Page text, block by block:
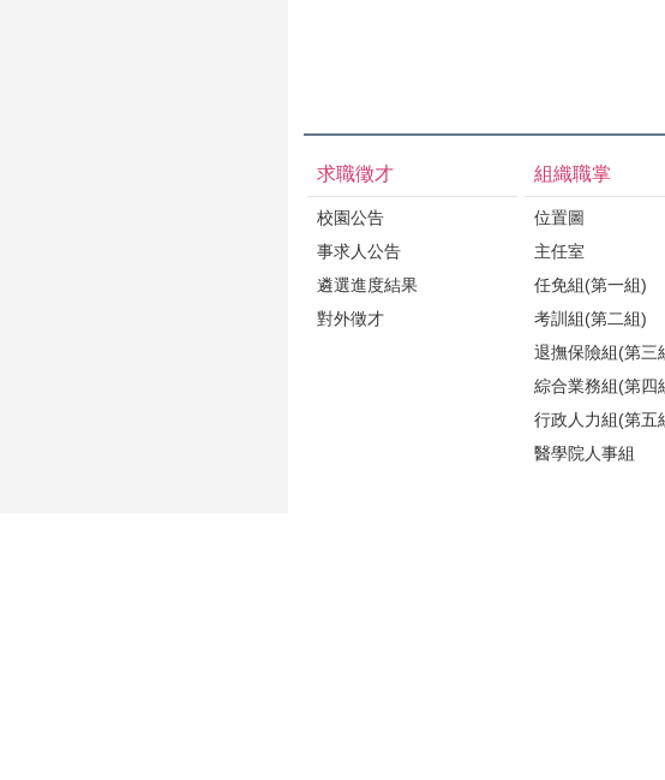
求職徵才
校園公告
事求人公告
遴選進度結果
對外徵才
組織職掌
位置圖
主任室
任免組(第一組)
考訓組(第二組)
退撫保險組(第三
綜合業務組(第四
行政人力組(第五
醫學院人事組